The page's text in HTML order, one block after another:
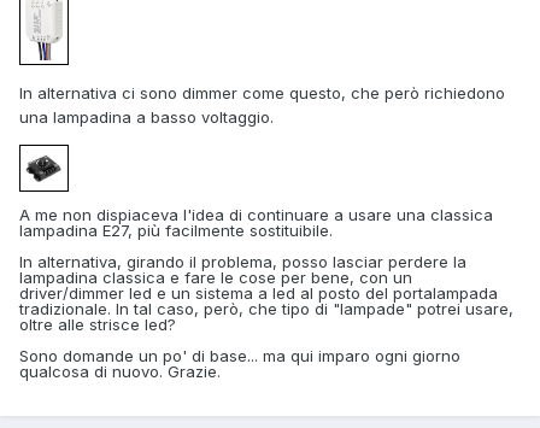
In alternativa ci sono dimmer come questo, che però richiedono
una lampadina a basso voltaggio.
A me non dispiaceva l'idea di continuare a usare una classica
lampadina E27, più facilmente sostituibile.
In alternativa, girando il problema, posso lasciar perdere la
lampadina classica e fare le cose per bene, con un
driver/dimmer led e un sistema a led al posto del portalampada
tradizionale. In tal caso, però, che tipo di "lampade" potrei usare,
oltre alle strisce led?
Sono domande un po' di base... ma qui imparo ogni giorno
qualcosa di nuovo. Grazie.